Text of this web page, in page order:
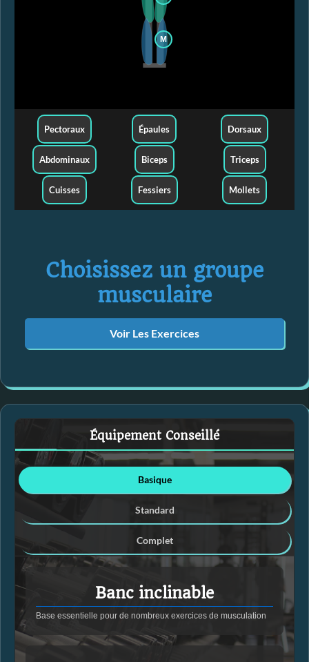
M
Pectoraux Épaules Dorsaux
Abdominaux Biceps Triceps
Cuisses Fessiers Mollets
Choisissez un groupe
musculaire
Voir Les Exercices
Équipement Conseillé
Basique
Standard
Complet
Banc inclinable
Base essentielle pour de nombreux exercices de musculation